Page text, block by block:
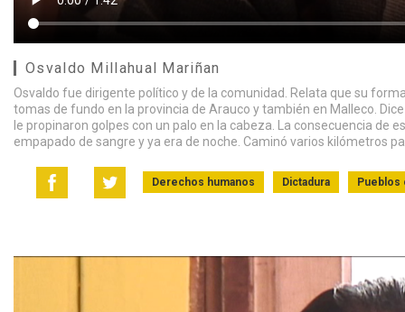
Osvaldo Millahual Mariñan
Osvaldo fue dirigente político y de la comunidad. Relata que su
tomas de fundo en la provincia de Arauco y también en Malleco.
le propinaron golpes con un palo en la cabeza. La consecuencia
empapado de sangre y ya era de noche. Caminó varios kilómetros
Derechos humanos Dictadura Pueblos